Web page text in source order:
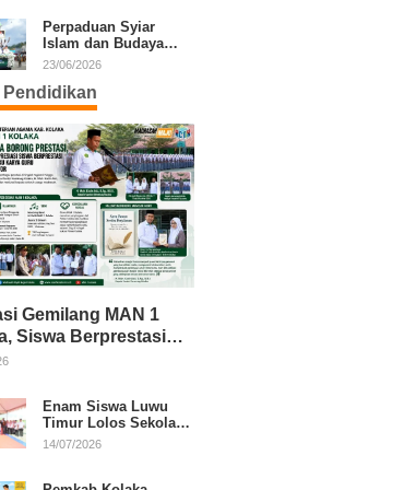
Perpaduan Syiar
Islam dan Budaya
Warnai Pawai Ta’aruf
23/06/2026
Pendidikan
Gemilang MAN 1
Siswa Berprestasi
Berkarya Raih
Enam Siswa Luwu
Timur Lolos Sekolah
Rakyat, Bupati: Jaga
14/07/2026